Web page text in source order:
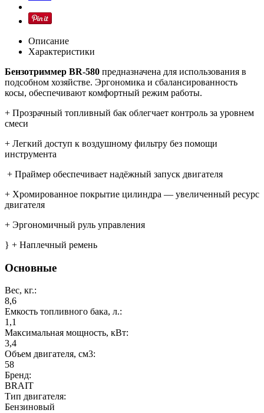
Описание
Характеристики
Бензотриммер BR-580 предназначена для использования в
подсобном хозяйстве. Эргономика и сбалансированность
косы, обеспечивают комфортный режим работы.
+ Прозрачный топливный бак облегчает контроль за уровнем
смеси
+ Легкий доступ к воздушному фильтру без помощи
инструмента
+ Праймер обеспечивает надёжный запуск двигателя
+ Хромированное покрытие цилиндра — увеличенный ресурс
двигателя
+ Эргономичный руль управления
} + Наплечный ремень
Основные
Вес, кг.:
8,6
Емкость топливного бака, л.:
1,1
Максимальная мощность, кВт:
3,4
Объем двигателя, см3:
58
Бренд:
BRAIT
Тип двигателя:
Бензиновый